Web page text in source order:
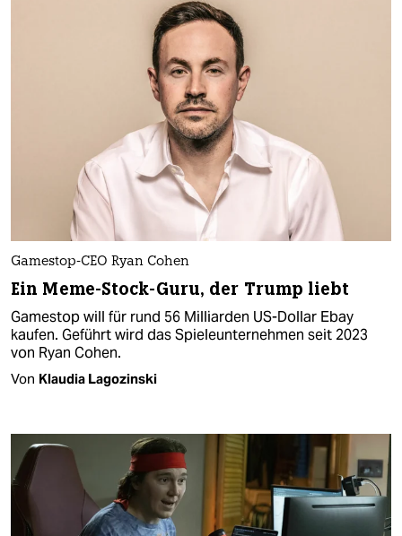
Gamestop-CEO Ryan Cohen
Ein Meme-Stock-Guru, der Trump liebt
Gamestop will für rund 56 Milliarden US-Dollar Ebay
kaufen. Geführt wird das Spieleunternehmen seit 2023
von Ryan Cohen.
Von Klaudia Lagozinski